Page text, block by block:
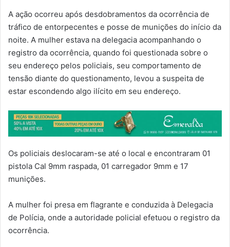
A ação ocorreu após desdobramentos da ocorrência de
tráfico de entorpecentes e posse de munições do início da
noite. A mulher estava na delegacia acompanhando o
registro da ocorrência, quando foi questionada sobre o
seu endereço pelos policiais, seu comportamento de
tensão diante do questionamento, levou a suspeita de
estar escondendo algo ilícito em seu endereço.
Os policiais deslocaram-se até o local e encontraram 01
pistola Cal 9mm raspada, 01 carregador 9mm e 17
munições.
A mulher foi presa em flagrante e conduzida à Delegacia
de Polícia, onde a autoridade policial efetuou o registro da
ocorrência.